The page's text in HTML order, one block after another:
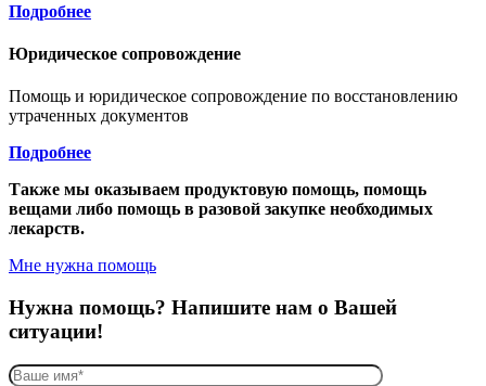
Подробнее
Юридическое сопровождение
Помощь и юридическое сопровождение по восстановлению
утраченных документов
Подробнее
Также мы оказываем продуктовую помощь, помощь
вещами либо помощь в разовой закупке необходимых
лекарств.
Мне нужна помощь
Нужна помощь? Напишите нам о Вашей
ситуации!